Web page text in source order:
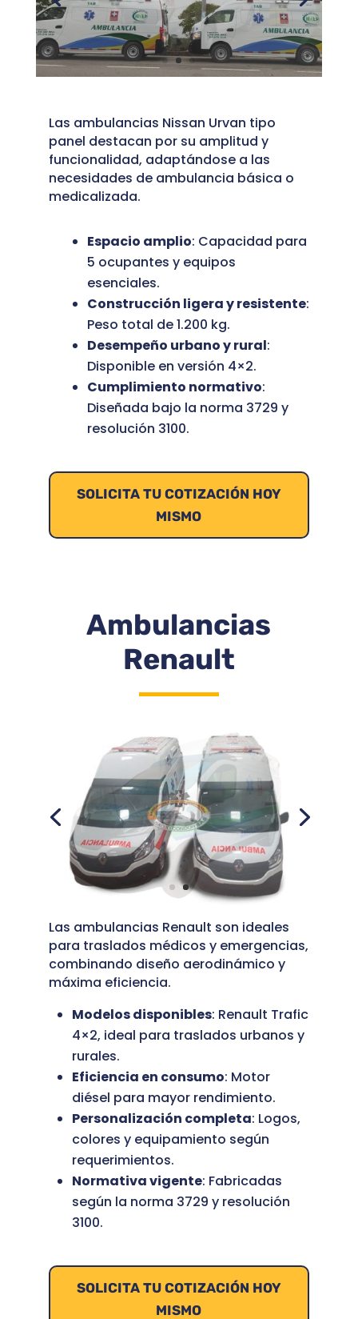
Las ambulancias Nissan Urvan tipo
panel destacan por su amplitud y
funcionalidad, adaptándose a las
necesidades de ambulancia básica o
medicalizada.
Espacio amplio: Capacidad para
5 ocupantes y equipos
esenciales.
Construcción ligera y resistente:
Peso total de 1.200 kg.
Desempeño urbano y rural:
Disponible en versión 4×2.
Cumplimiento normativo:
Diseñada bajo la norma 3729 y
resolución 3100.
SOLICITA TU COTIZACIÓN HOY
MISMO
Ambulancias
Renault
Las ambulancias Renault son ideales
para traslados médicos y emergencias,
combinando diseño aerodinámico y
máxima eficiencia.
Modelos disponibles: Renault Trafic
4×2, ideal para traslados urbanos y
rurales.
Eficiencia en consumo: Motor
diésel para mayor rendimiento.
Personalización completa: Logos,
colores y equipamiento según
requerimientos.
Normativa vigente: Fabricadas
según la norma 3729 y resolución
3100.
SOLICITA TU COTIZACIÓN HOY
MISMO